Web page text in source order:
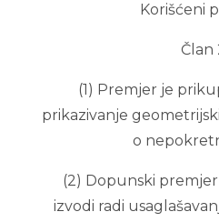
Korišćeni
Član
(1) Premjer je
prikazivanje
o
(2) Dopunski
izvodi radi